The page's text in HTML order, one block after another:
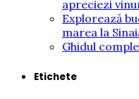
apreciezi
Explorează
marea la
Ghidul
Etichete